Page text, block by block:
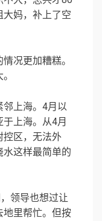
大妈，补上了空
况更加糟糕。
上海。4月以
上海。从4月
控区，无法外
水这样最简单的
领导也想过让
地里帮忙。但按